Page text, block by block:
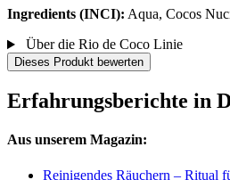
Ingredients (INCI): Aqua, Cocos
Über die Rio de Coco Linie
Dieses Produkt bewerten
Erfahrungsberichte in
Aus unserem Magazin:
Reinigendes Räuchern – Ritual